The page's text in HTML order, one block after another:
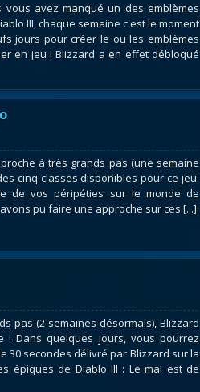
vous avez manqué un des emblèmes
III, chaque semaine c'est le moment
jours pour créer le ou les emblèmes
en jeu ! Blizzard a en effet débloqué
à très grands pas (une semaine
cinq classes disponibles pour ce jeu.
de vos péripéties sur le monde de
pu faire une approche sur ces [...]
pas (2 semaines désormais), Blizzard
Dans quelques jours, vous pourrez
30 secondes délivré par Blizzard sur la
épiques de Diablo III : Le mal est de